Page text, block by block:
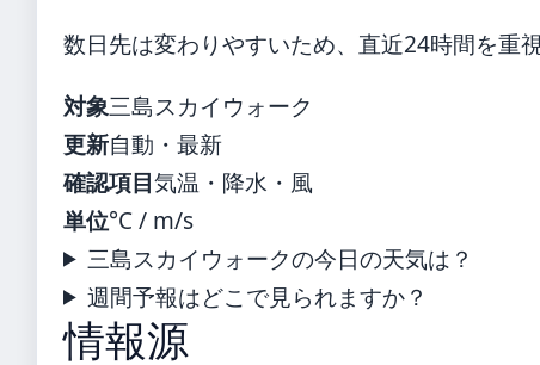
数日先は変わりやすいため、直近24時間を重
対象三島スカイウォーク
更新自動・最新
確認項目気温・降水・風
単位°C / m/s
三島スカイウォークの今日の天気は？
週間予報はどこで見られますか？
情報源